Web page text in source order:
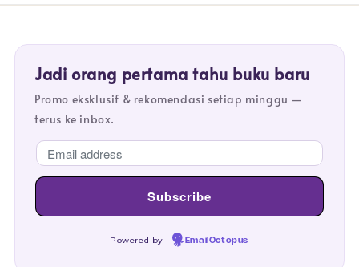
Jadi orang pertama tahu buku baru
Promo eksklusif & rekomendasi setiap minggu —
terus ke inbox.
Powered by EmailOctopus